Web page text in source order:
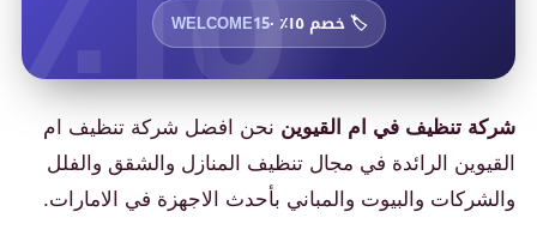
🏷️ خصم ١٥٪ · WELCOME15
شركة تنظيف في ام القيوين نحن افضل شركة تنظيف ام
القيوين الرائدة في مجال تنظيف المنازل والشقق والفلل
والشركات والبيوت والمباني بأحدث الاجهزة في الامارات.